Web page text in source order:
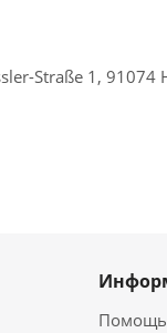
Straße 1, 91074
Помощь